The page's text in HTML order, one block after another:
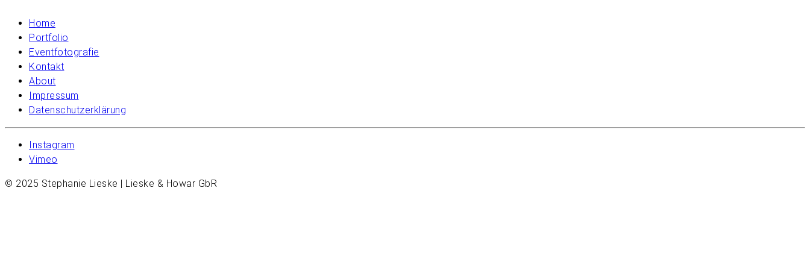
Home
Portfolio
Eventfotografie
Kontakt
About
Impressum
Datenschutzerklärung
Instagram
Vimeo
© 2025 Stephanie Lieske | Lieske & Howar GbR